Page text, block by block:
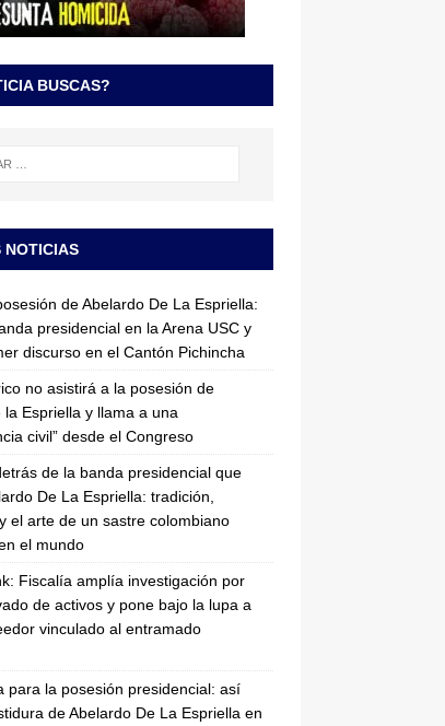
BUSCAS?
NOTICIAS
de Abelardo De La Espriella:
presidencial en la Arena USC y
discurso en el Cantón Pichincha
no asistirá a la posesión de
la Espriella y llama a una
civil” desde el Congreso
de la banda presidencial que
De La Espriella: tradición,
el arte de un sastre colombiano
el mundo
Fiscalía amplía investigación por
de activos y pone bajo la lupa a
vinculado al entramado
para la posesión presidencial: así
de Abelardo De La Espriella en